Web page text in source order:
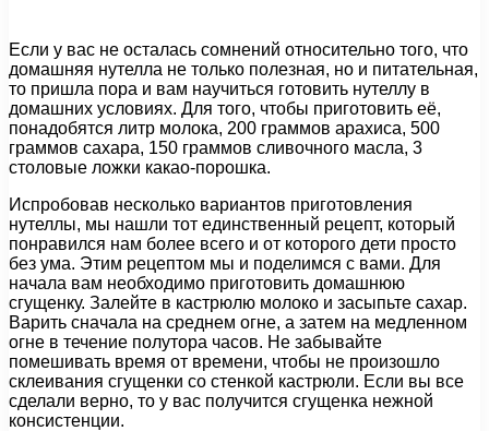
Если у вас не осталась сомнений относительно того, что
домашняя нутелла не только полезная, но и питательная,
то пришла пора и вам научиться готовить нутеллу в
домашних условиях. Для того, чтобы приготовить её,
понадобятся литр молока, 200 граммов арахиса, 500
граммов сахара, 150 граммов сливочного масла, 3
столовые ложки какао-порошка.
Испробовав несколько вариантов приготовления
нутеллы, мы нашли тот единственный рецепт, который
понравился нам более всего и от которого дети просто
без ума. Этим рецептом мы и поделимся с вами. Для
начала вам необходимо приготовить домашнюю
сгущенку. Залейте в кастрюлю молоко и засыпьте сахар.
Варить сначала на среднем огне, а затем на медленном
огне в течение полутора часов. Не забывайте
помешивать время от времени, чтобы не произошло
склеивания сгущенки со стенкой кастрюли. Если вы все
сделали верно, то у вас получится сгущенка нежной
консистенции.